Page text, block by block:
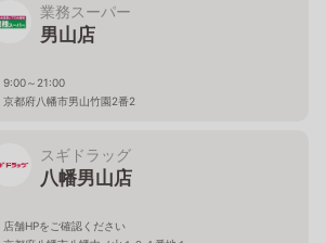
業務スーパー
男山店
9:00～21:00
京都府八幡市男山竹園2番2
スギドラッグ
八幡男山店
店舗HPをご確認ください